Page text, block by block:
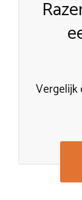
Vergelijk